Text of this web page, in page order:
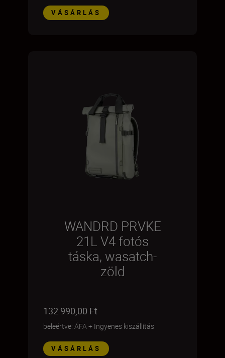
VÁSÁRLÁS
WANDRD PRVKE
21L V4 fotós
táska, wasatch-
zöld
132 990,00 Ft
beleértve: ÁFA+ Ingyenes kiszállítás
VÁSÁRLÁS